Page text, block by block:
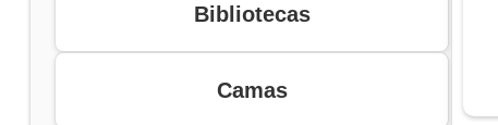
Bibliotecas
Camas